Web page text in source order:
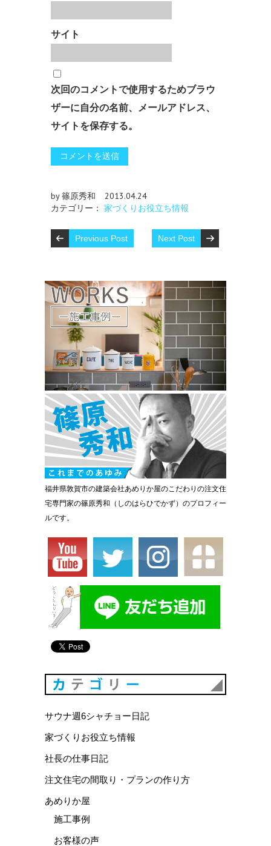
サイト
次回のコメントで使用するためブラウ
ザーに自分の名前、メールアドレス、
サイトを保存する。
by 篠原秀和
2013.04.24
カテゴリー： 家づくりお役立ち情報
Previous Post Next Post
福井県敦賀市の建築会社あめりか屋のこだわりの注文住
宅専門家の篠原秀和（しのはらひでかず）のプロフィー
ルです。
サウナ週6シャチョー日記
家づくりお役立ち情報
社長の仕事日記
注文住宅の間取り・プランの作り方
あめりか屋
施工事例
お客様の声